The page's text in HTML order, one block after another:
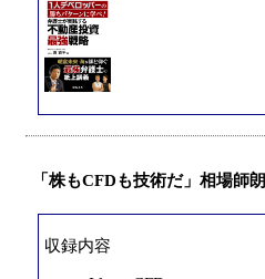
「株もCFDも技術だ」相場師朗
収録内容